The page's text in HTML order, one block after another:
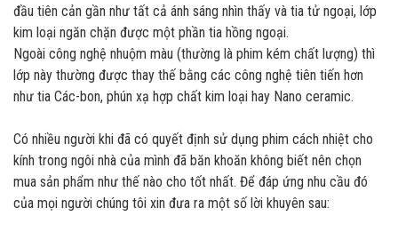
đầu tiên cản gần như tất cả ánh sáng nhìn thấy và tia tử ngoại, lớp
kim loại ngăn chặn được một phần tia hồng ngoại.
Ngoài công nghệ nhuộm màu (thường là phim kém chất lượng) thì
lớp này thường được thay thế bằng các công nghệ tiên tiến hơn
như tia Các-bon, phún xạ hợp chất kim loại hay Nano ceramic.
Có nhiều người khi đã có quyết định sử dụng phim cách nhiệt cho
kính trong ngôi nhà của mình đã băn khoăn không biết nên chọn
mua sản phẩm như thế nào cho tốt nhất. Để đáp ứng nhu cầu đó
của mọi người chúng tôi xin đưa ra một số lời khuyên sau: